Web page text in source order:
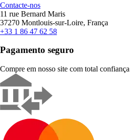
Contacte-nos
11 rue Bernard Maris
37270 Montlouis-sur-Loire, França
+33 1 86 47 62 58
Pagamento seguro
Compre em nosso site com total confiança